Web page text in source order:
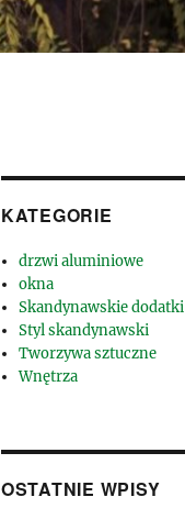
KATEGORIE
drzwi aluminiowe
okna
Skandynawskie dodatki
Styl skandynawski
Tworzywa sztuczne
Wnętrza
OSTATNIE WPISY